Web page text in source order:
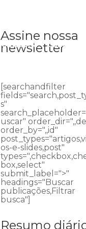
Ouvidoria Contato
Assine nossa
newsletter
[searchandfilter
s"
uscar"
order_by=",,id"
os-e-slides,post"
box,select"
submit_label=">"
headings="Buscar
publicações,Filtrar
busca"]
Resumo